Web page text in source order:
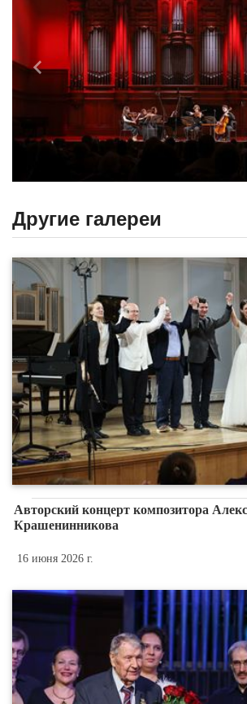
Назад
Другие галереи
Авторский концерт композитора
Крашенинникова
16 июня 2026 г.